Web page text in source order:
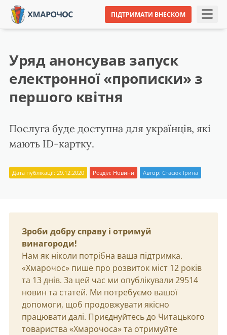
ПІДТРИМАТИ ВНЕСКОМ
Уряд анонсував запуск
електронної «прописки» з
першого квітня
Послуга буде доступна для українців, які
мають ID-картку.
Дата публікації: 29.12.2020 Розділ: Новини Автор: Стасюк Ірина
Зроби добру справу і отримуй
винагороди!
Нам як ніколи потрібна ваша підтримка.
«Хмарочос» пише про розвиток міст 12 років
та 13 днів. За цей час ми опублікували 29514
новин та статей. Ми потребуємо вашої
допомоги, щоб продовжувати якісно
працювати далі. Приєднуйтесь до Читацького
товариства «Хмарочоса» та отримуйте